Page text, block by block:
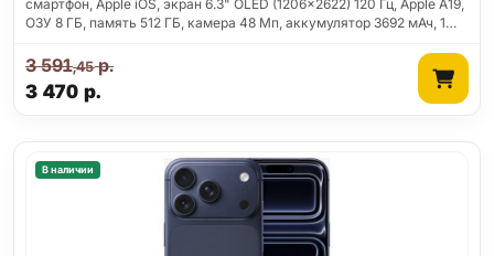
смартфон, Apple iOS, экран 6.3" OLED (1206x2622) 120 Гц, Apple A19,
ОЗУ 8 ГБ, память 512 ГБ, камера 48 Мп, аккумулятор 3692 мАч, 1…
3 470 р.
3 591,45р.
В наличии